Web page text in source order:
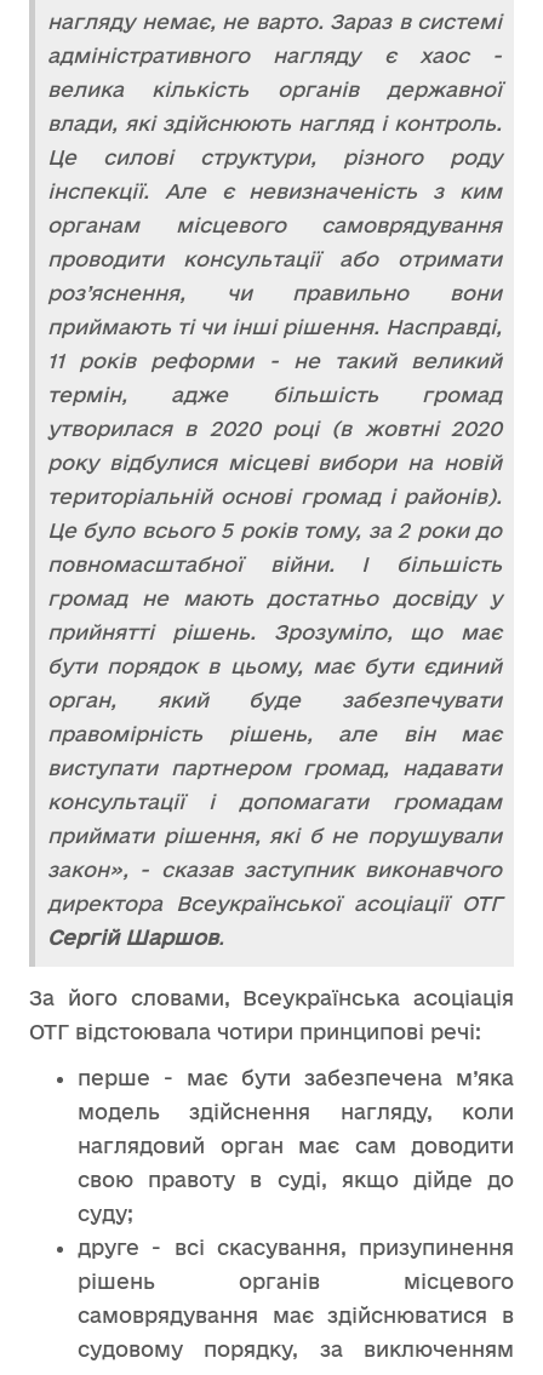
нагляду немає, не варто. Зараз в системі
адміністративного нагляду є хаос -
велика кількість органів державної
влади, які здійснюють нагляд і контроль.
Це силові структури, різного роду
інспекції. Але є невизначеність з ким
органам місцевого самоврядування
проводити консультації або отримати
роз’яснення, чи правильно вони
приймають ті чи інші рішення. Насправді,
11 років реформи - не такий великий
термін, адже більшість громад
утворилася в 2020 році (в жовтні 2020
року відбулися місцеві вибори на новій
територіальній основі громад і районів).
Це було всього 5 років тому, за 2 роки до
повномасштабної війни. І більшість
громад не мають достатньо досвіду у
прийнятті рішень. Зрозуміло, що має
бути порядок в цьому, має бути єдиний
орган, який буде забезпечувати
правомірність рішень, але він має
виступати партнером громад, надавати
консультації і допомагати громадам
приймати рішення, які б не порушували
закон», - сказав заступник виконавчого
директора Всеукраїнської асоціації ОТГ
Сергій Шаршов.
За його словами, Всеукраїнська асоціація
ОТГ відстоювала чотири принципові речі:
перше - має бути забезпечена м’яка
модель здійснення нагляду, коли
наглядовий орган має сам доводити
свою правоту в суді, якщо дійде до
суду;
друге - всі скасування, призупинення
рішень органів місцевого
самоврядування має здійснюватися в
судовому порядку, за виключенням